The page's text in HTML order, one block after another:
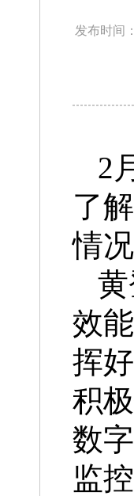
发布时间：
2
了
情
效
挥
积
数
监